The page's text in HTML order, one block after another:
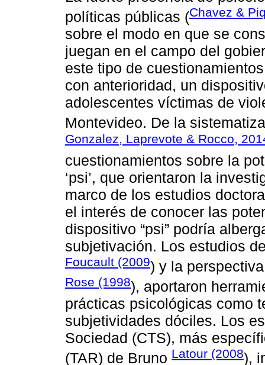
políticas públicas (Chavez &
sobre el modo en que se
juegan en el campo del
este tipo de
con anterioridad, un
adolescentes víctimas de
Montevideo. De la
Gonzalez, Laprevote & Rocco,
cuestionamientos sobre la
‘psi’, que orientaron la
marco de los estudios
el interés de conocer las
dispositivo “psi” podría
subjetivación. Los estudios
Foucault (2009) y la
Rose (1998), aportaron
prácticas psicológicas como
subjetividades dóciles. Los
Sociedad (CTS), más
(TAR) de Bruno Latour (2008),